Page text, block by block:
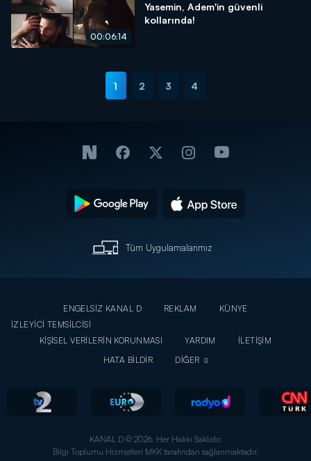
00:06:14
Yasemin, Adem'in güvenli
kollarında!
1 2 3 4
Tüm Uygulamalarımız
ENGELSİZ KANAL D REKLAM
KÜNYE
İZLEYİCİ TEMSİLCİSİ
KİŞİSEL VERİLERİN KORUNMASI
YARDIM
İLETİŞİM
HATA BİLDİR
DİĞER
KANAL D © 2026. Her Hakkı Saklıdır.
Bilgi Toplumu Hizmetleri MKK tarafından sağlanmaktadır.